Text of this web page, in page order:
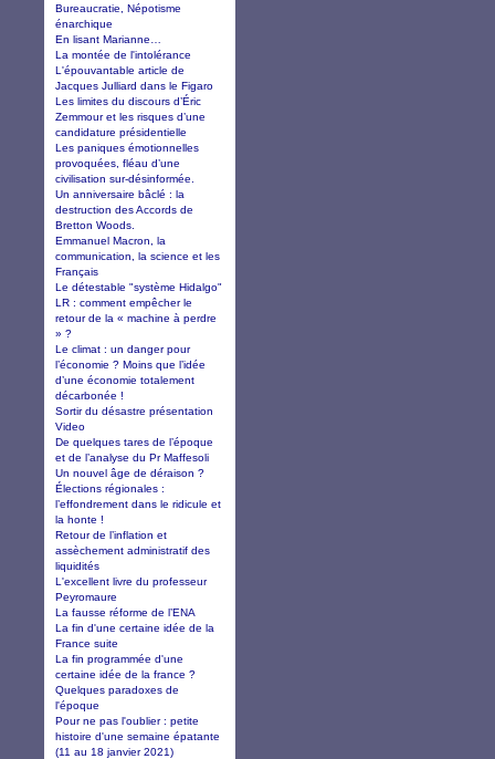
Bureaucratie, Népotisme
énarchique
En lisant Marianne…
La montée de l'intolérance
L'épouvantable article de
Jacques Julliard dans le Figaro
Les limites du discours d’Éric
Zemmour et les risques d’une
candidature présidentielle
Les paniques émotionnelles
provoquées, fléau d’une
civilisation sur-désinformée.
Un anniversaire bâclé : la
destruction des Accords de
Bretton Woods.
Emmanuel Macron, la
communication, la science et les
Français
Le détestable "système Hidalgo"
LR : comment empêcher le
retour de la « machine à perdre
» ?
Le climat : un danger pour
l’économie ? Moins que l’idée
d’une économie totalement
décarbonée !
Sortir du désastre présentation
Video
De quelques tares de l’époque
et de l’analyse du Pr Maffesoli
Un nouvel âge de déraison ?
Élections régionales :
l’effondrement dans le ridicule et
la honte !
Retour de l’inflation et
assèchement administratif des
liquidités
L'excellent livre du professeur
Peyromaure
La fausse réforme de l’ENA
La fin d'une certaine idée de la
France suite
La fin programmée d'une
certaine idée de la france ?
Quelques paradoxes de
l'époque
Pour ne pas l'oublier : petite
histoire d'une semaine épatante
(11 au 18 janvier 2021)